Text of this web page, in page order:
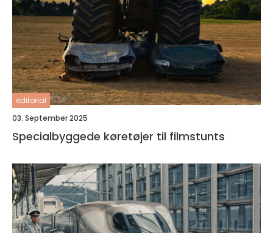
editorial
03. September 2025
Specialbyggede køretøjer til filmstunts